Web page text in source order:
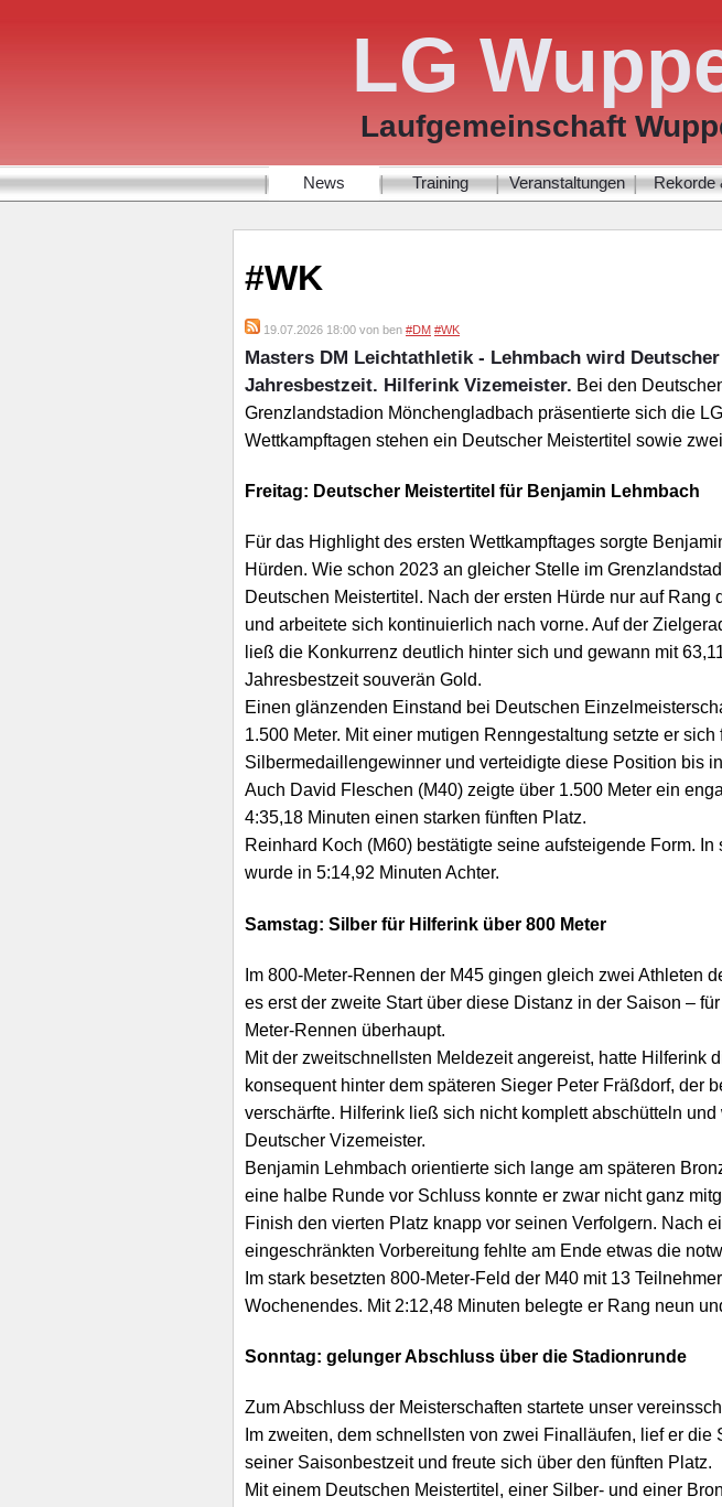
LG
Laufgemeinschaft
| News | Training | Veranstaltungen | Rekorde
#WK
19.07.2026 18:00 von ben #DM #WK
Masters DM Leichtathletik - Lehmbach wird
Jahresbestzeit. Hilferink Vizemeister. Bei den
Grenzlandstadion Mönchengladbach präsentierte sich die
Wettkampftagen stehen ein Deutscher Meistertitel sowie
Freitag: Deutscher Meistertitel für Benjamin Lehmbach
Für das Highlight des ersten Wettkampftages sorgte
Hürden. Wie schon 2023 an gleicher Stelle im
Deutschen Meistertitel. Nach der ersten Hürde nur auf
und arbeitete sich kontinuierlich nach vorne. Auf der
ließ die Konkurrenz deutlich hinter sich und gewann mit
Jahresbestzeit souverän Gold.
Einen glänzenden Einstand bei Deutschen
1.500 Meter. Mit einer mutigen Renngestaltung setzte er
Silbermedaillengewinner und verteidigte diese Position bis
Auch David Fleschen (M40) zeigte über 1.500 Meter ein
4:35,18 Minuten einen starken fünften Platz.
Reinhard Koch (M60) bestätigte seine aufsteigende Form.
wurde in 5:14,92 Minuten Achter.
Samstag: Silber für Hilferink über 800 Meter
Im 800-Meter-Rennen der M45 gingen gleich zwei Athleten
es erst der zweite Start über diese Distanz in der Saison –
Meter-Rennen überhaupt.
Mit der zweitschnellsten Meldezeit angereist, hatte Hilferink
konsequent hinter dem späteren Sieger Peter Fräßdorf, der
verschärfte. Hilferink ließ sich nicht komplett abschütteln
Deutscher Vizemeister.
Benjamin Lehmbach orientierte sich lange am späteren
eine halbe Runde vor Schluss konnte er zwar nicht ganz
Finish den vierten Platz knapp vor seinen Verfolgern. Nach
eingeschränkten Vorbereitung fehlte am Ende etwas die
Im stark besetzten 800-Meter-Feld der M40 mit 13
Wochenendes. Mit 2:12,48 Minuten belegte er Rang neun
Sonntag: gelunger Abschluss über die Stadionrunde
Zum Abschluss der Meisterschaften startete unser
Im zweiten, dem schnellsten von zwei Finalläufen, lief er
seiner Saisonbestzeit und freute sich über den fünften Platz.
Mit einem Deutschen Meistertitel, einer Silber- und einer